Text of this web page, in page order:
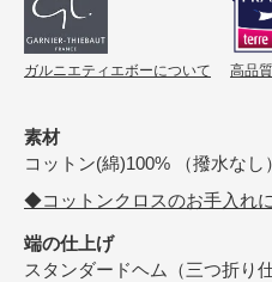
ガルニエティエボーについて 高品
素材
コットン(綿)100% （撥水な
◆コットンクロスのお手入れ
端の仕上げ
スタンダードヘム（三つ折り仕